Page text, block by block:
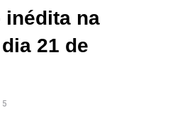
inédita na
21 de